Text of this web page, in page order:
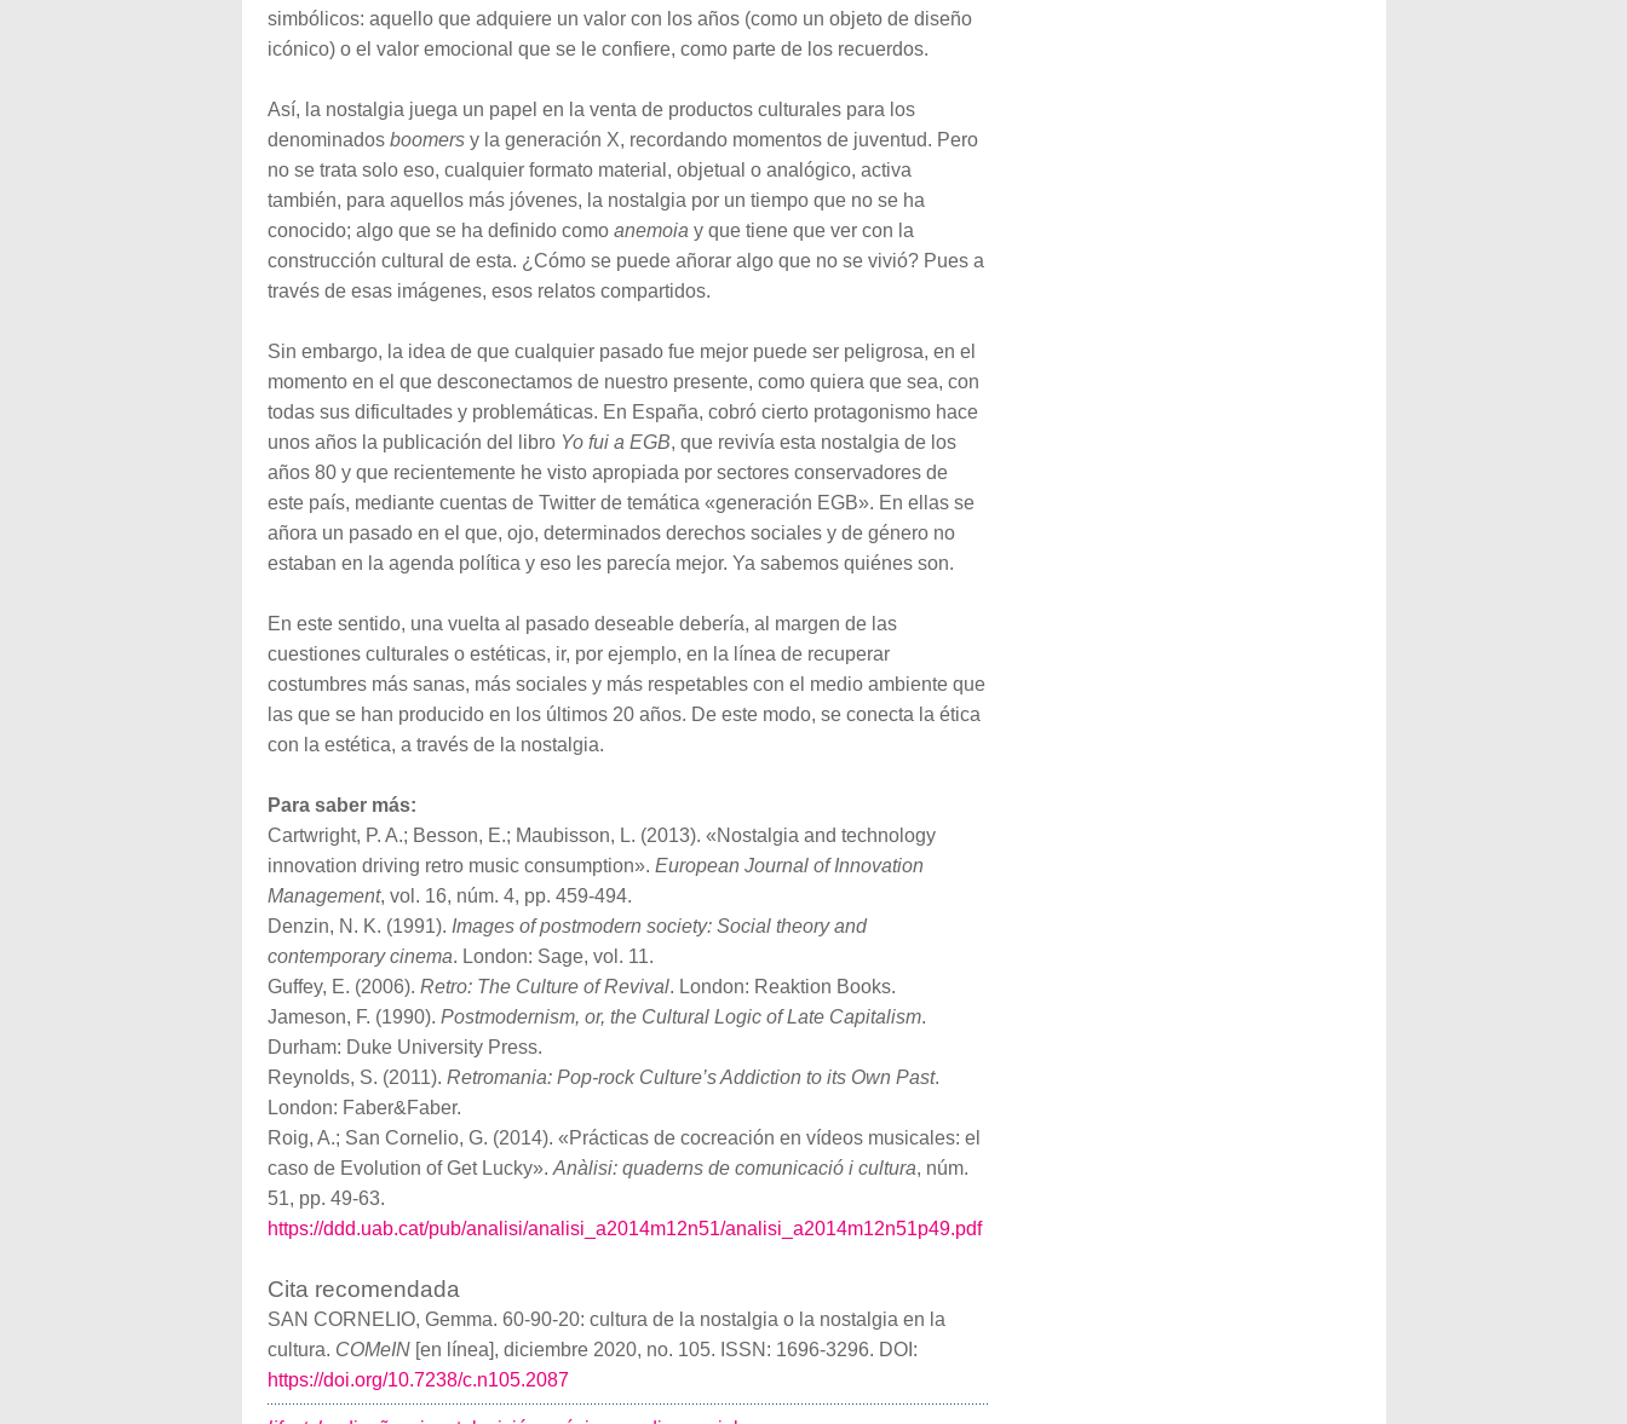
simbólicos: aquello que adquiere un valor con los años (como un objeto de diseño
icónico) o el valor emocional que se le confiere, como parte de los recuerdos.
Así, la nostalgia juega un papel en la venta de productos culturales para los
denominados boomersy la generación X, recordando momentos de juventud. Pero
no se trata solo eso, cualquier formato material, objetual o analógico, activa
también, para aquellos más jóvenes, la nostalgia por un tiempo que no se ha
conocido; algo que se ha definido como anemoia y que tiene que ver con la
construcción cultural de esta. ¿Cómo se puede añorar algo que no se vivió? Pues a
través de esas imágenes, esos relatos compartidos.
Sin embargo, la idea de que cualquier pasado fue mejor puede ser peligrosa, en el
momento en el que desconectamos de nuestro presente, como quiera que sea, con
todas sus dificultades y problemáticas. En España, cobró cierto protagonismo hace
unos años la publicación del libro Yo fui a EGB, que revivía esta nostalgia de los
años 80 y que recientemente he visto apropiada por sectores conservadores de
este país, mediante cuentas de Twitter de temática «generación EGB». En ellas se
añora un pasado en el que, ojo, determinados derechos sociales y de género no
estaban en la agenda política y eso les parecía mejor. Ya sabemos quiénes son.
En este sentido, una vuelta al pasado deseable debería, al margen de las
cuestiones culturales o estéticas, ir, por ejemplo, en la línea de recuperar
costumbres más sanas, más sociales y más respetables con el medio ambiente que
las que se han producido en los últimos 20 años. De este modo, se conecta la ética
con la estética, a través de la nostalgia.
Para saber más:
Cartwright, P. A.; Besson, E.; Maubisson, L. (2013). «Nostalgia and technology
innovation driving retro music consumption». European Journal of Innovation
Management, vol. 16, núm. 4, pp. 459-494.
Denzin, N. K. (1991). Images of postmodern society: Social theory and
contemporary cinema. London: Sage, vol. 11.
Guffey, E. (2006). Retro: The Culture of Revival. London: Reaktion Books.
Jameson, F. (1990). Postmodernism, or, the Cultural Logic of Late Capitalism.
Durham: Duke University Press.
Reynolds, S. (2011). Retromania: Pop-rock Culture’s Addiction to its Own Past.
London: Faber&Faber.
Roig, A.; San Cornelio, G. (2014). «Prácticas de cocreación en vídeos musicales: el
caso de Evolution of Get Lucky». Anàlisi: quaderns de comunicació i cultura, núm.
51, pp. 49-63.
https://ddd.uab.cat/pub/analisi/analisi_a2014m12n51/analisi_a2014m12n51p49.pdf
Cita recomendada
SAN CORNELIO, Gemma. 60-90-20: cultura de la nostalgia o la nostalgia en la
cultura. COMeIN[en línea], diciembre 2020, no. 105. ISSN: 1696-3296. DOI:
https://doi.org/10.7238/c.n105.2087